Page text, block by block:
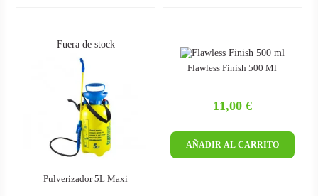
Pulverizador 5L Maxi
Fuera de stock
Flawless Finish 500 Ml
11,00 €
AÑADIR AL CARRITO